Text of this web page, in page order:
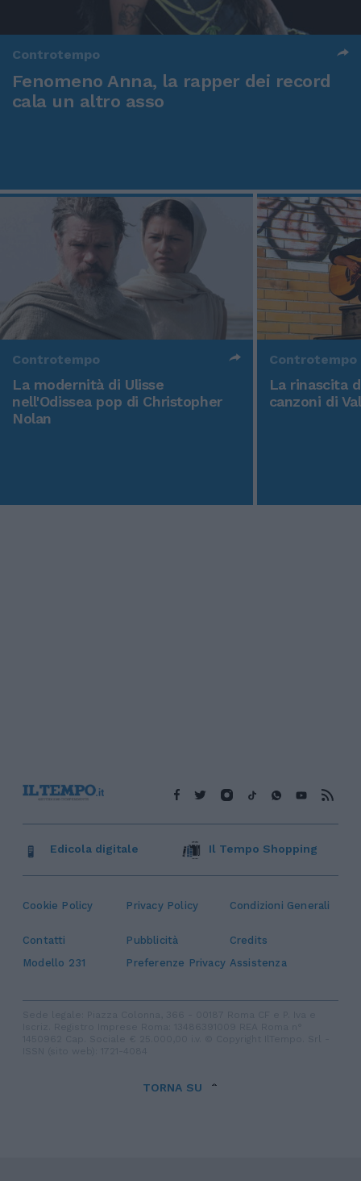
Controtempo
Fenomeno Anna, la rapper dei record
cala un altro asso
Controtempo
La modernità di Ulisse
nell'Odissea pop di Christopher
Nolan
Controtempo
La rinascita
canzoni di
Cookie Policy Privacy Policy Condizioni Generali
Contatti Pubblicità
Credits
Modello 231
Preferenze Privacy Assistenza
Edicola digitale Il Tempo Shopping
TORNA SU